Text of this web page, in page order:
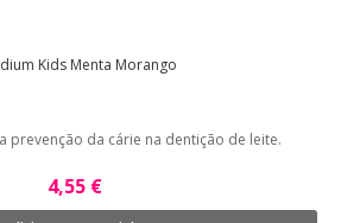
Kids Menta Morango
prevenção da cárie na dentição de leite.
4,55 €